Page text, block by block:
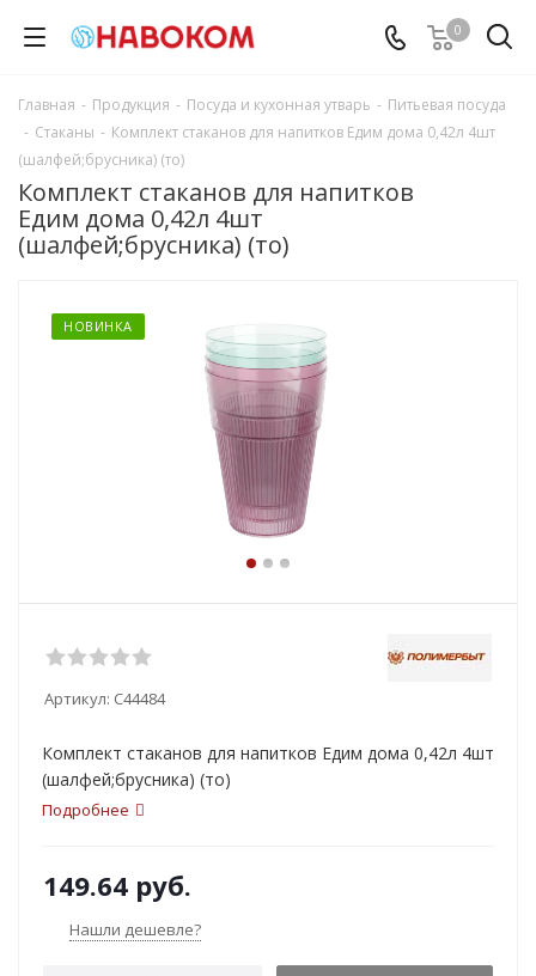
0
Главная - Продукция - Посуда и кухонная утварь - Питьевая посуда
- Стаканы - Комплект стаканов для напитков Едим дома 0,42л 4шт
(шалфей;брусника) (то)
Комплект стаканов для напитков
Едим дома 0,42л 4шт
(шалфей;брусника) (то)
НОВИНКА
Артикул: С44484
Комплект стаканов для напитков Едим дома 0,42л 4шт
(шалфей;брусника) (то)
Подробнее
149.64 руб.
Нашли дешевле?